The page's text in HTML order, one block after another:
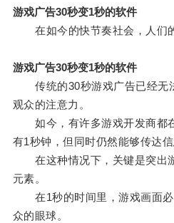
游戏广告30秒变1秒的软件
在如今的快节奏社会，人们的
游戏广告30秒变1秒的软件
传统的30秒游戏广告已经无
观众的注意力。
如今，有许多游戏开发商都
有1秒钟，但同时仍然能够传达信
在这种情况下，关键是突出
元素。
在1秒的时间里，游戏画面必
众的眼球。